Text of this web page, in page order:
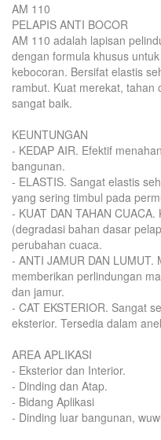
AM 110
PELAPIS ANTI BOCOR
AM 110 adalah lapisan
dengan formula khusus
kebocoran. Bersifat elastis
rambut. Kuat merekat, tahan
sangat baik.
KEUNTUNGAN
- KEDAP AIR. Efektif
bangunan.
- ELASTIS. Sangat elastis
yang sering timbul pada
- KUAT DAN TAHAN
(degradasi bahan dasar
perubahan cuaca.
- ANTI JAMUR DAN
memberikan perlindungan
dan jamur.
- CAT EKSTERIOR. Sangat
eksterior. Tersedia dalam
AREA APLIKASI
- Eksterior dan Interior.
- Dinding dan Atap.
- Bidang Aplikasi
- Dinding luar bangunan,